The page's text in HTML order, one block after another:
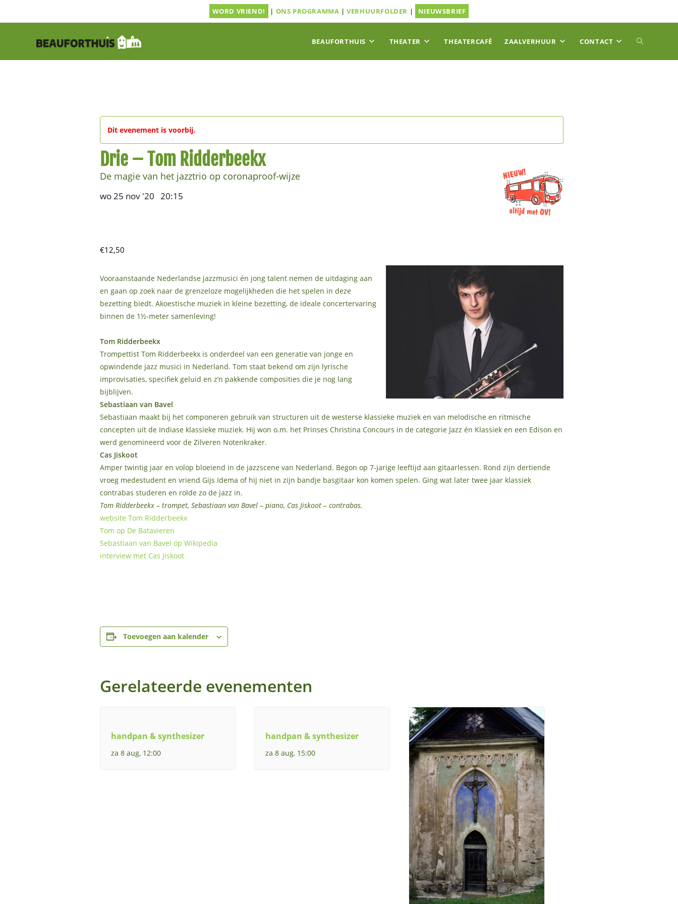
WORD VRIEND! | ONS PROGRAMMA |VERHUURFOLDER | NIEUWSBRIEF
BEAUFORTHUIS THEATER THEATERCAFÉ ZAALVERHUUR CONTACT TOGGLE
Dit evenement is voorbij.
Drie – Tom Ridderbeekx
De magie van het jazztrio op coronaproof-wijze
wo 25 nov '20 20:15
€12,50
Vooraanstaande Nederlandse jazzmusici én jong talent nemen de uitdaging aan
en gaan op zoek naar de grenzeloze mogelijkheden die het spelen in deze
bezetting biedt. Akoestische muziek in kleine bezetting, de ideale concertervaring
binnen de 1½-meter samenleving!
Tom Ridderbeekx
Trompettist Tom Ridderbeekx is onderdeel van een generatie van jonge en
opwindende jazz musici in Nederland. Tom staat bekend om zijn lyrische
improvisaties, specifiek geluid en z’n pakkende composities die je nog lang
bijblijven.
Sebastiaan van Bavel
Sebastiaan maakt bij het componeren gebruik van structuren uit de westerse klassieke muziek en van melodische en ritmische
concepten uit de Indiase klassieke muziek. Hij won o.m. het Prinses Christina Concours in de categorie Jazz én Klassiek en een Edison en
werd genomineerd voor de Zilveren Notenkraker.
Cas Jiskoot
Amper twintig jaar en volop bloeiend in de jazzscene van Nederland. Begon op 7-jarige leeftijd aan gitaarlessen. Rond zijn dertiende
vroeg medestudent en vriend Gijs Idema of hij niet in zijn bandje basgitaar kon komen spelen. Ging wat later twee jaar klassiek
contrabas studeren en rolde zo de jazz in.
Tom Ridderbeekx – trompet, Sebastiaan van Bavel – piano, Cas Jiskoot – contrabas.
website Tom Ridderbeekx
Tom op De Batavieren
Sebastiaan van Bavel op Wikipedia
interview met Cas Jiskoot
Toevoegen aan kalender
Gerelateerde evenementen
handpan & synthesizer
za 8 aug, 12:00
handpan & synthesizer
za 8 aug, 15:00